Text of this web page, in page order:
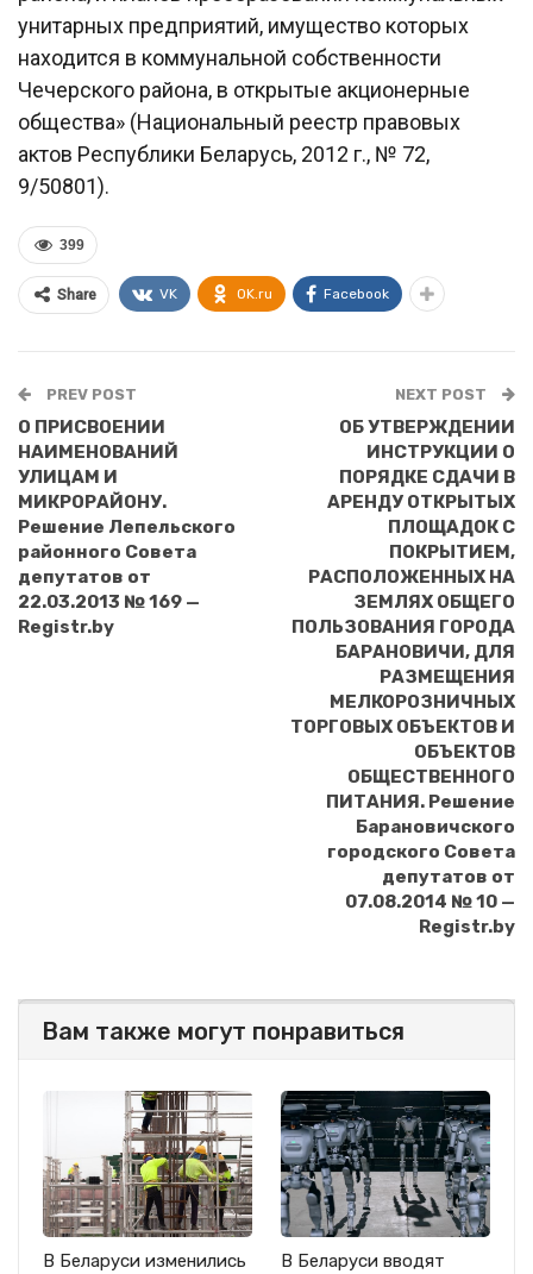
унитарных предприятий, имущество которых
находится в коммунальной собственности
Чечерского района, в открытые акционерные
общества» (Национальный реестр правовых
актов Республики Беларусь, 2012 г., № 72,
9/50801).
399
Share VK OK.ru Facebook
PREV POST
О ПРИСВОЕНИИ
НАИМЕНОВАНИЙ
УЛИЦАМ И
МИКРОРАЙОНУ.
Решение Лепельского
районного Совета
депутатов от
22.03.2013 № 169 —
Registr.by
NEXT POST
ОБ УТВЕРЖДЕНИИ
ИНСТРУКЦИИ О
ПОРЯДКЕ СДАЧИ В
АРЕНДУ ОТКРЫТЫХ
ПЛОЩАДОК С
ПОКРЫТИЕМ,
РАСПОЛОЖЕННЫХ НА
ЗЕМЛЯХ ОБЩЕГО
ПОЛЬЗОВАНИЯ ГОРОДА
БАРАНОВИЧИ, ДЛЯ
РАЗМЕЩЕНИЯ
МЕЛКОРОЗНИЧНЫХ
ТОРГОВЫХ ОБЪЕКТОВ И
ОБЪЕКТОВ
ОБЩЕСТВЕННОГО
ПИТАНИЯ. Решение
Барановичского
городского Совета
депутатов от
07.08.2014 № 10 —
Registr.by
Вам также могут понравиться
В Беларуси изменились
В Беларуси вводят